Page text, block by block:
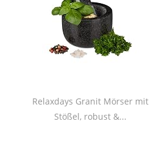
Relaxdays Granit Mörser mit
Stößel, robust &...